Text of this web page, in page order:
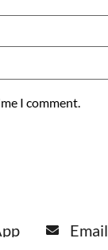
I comment.
Email